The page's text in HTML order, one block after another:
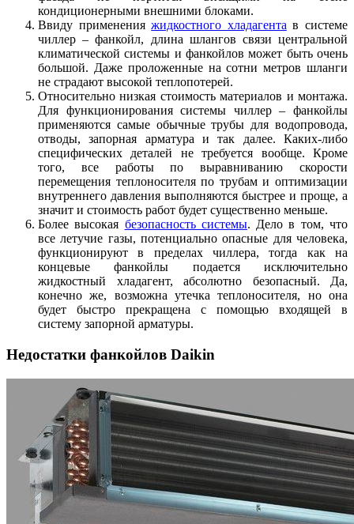
кондиционерными внешними блоками.
Ввиду примененияжидкостного хладагентав системе
чиллер – фанкойл, длина шлангов связи центральной
климатической системы и фанкойлов может быть очень
большой. Даже проложенные на сотни метров шланги
не страдают высокой теплопотерей.
Относительно низкая стоимость материалов и монтажа.
Для функционирования системы чиллер – фанкойлы
применяются самые обычные трубы для водопровода,
отводы, запорная арматура и так далее. Каких-либо
специфических деталей не требуется вообще. Кроме
того, все работы по выравниванию скорости
перемещения теплоносителя по трубам и оптимизации
внутреннего давления выполняются быстрее и проще, а
значит и стоимость работ будет существенно меньше.
Более высокая безопасность системы. Дело в том, что
все летучие газы, потенциально опасные для человека,
функционируют в пределах чиллера, тогда как на
концевые фанкойлы подается исключительно
жидкостный хладагент, абсолютно безопасный. Да,
конечно же, возможна утечка теплоносителя, но она
будет быстро прекращена с помощью входящей в
систему запорной арматуры.
Недостатки фанкойлов Daikin